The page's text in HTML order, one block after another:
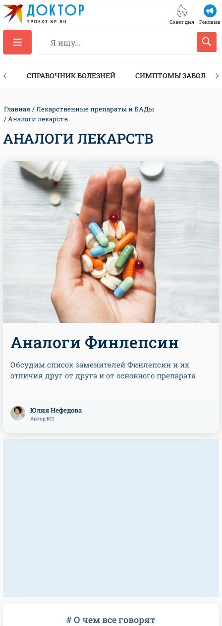
Совет дня Реклама
СПРАВОЧНИК БОЛЕЗНЕЙ СИМПТОМЫ
Главная
Лекарственные препараты и БАДы
Аналоги лекарств
АНАЛОГИ ЛЕКАРСТВ
Аналоги Финлепсин
Обсудим список заменителей Финлепсин и их
отличия друг от друга и от основного препарата
Юлия Нефедова
Автор КП
# О чем все говорят